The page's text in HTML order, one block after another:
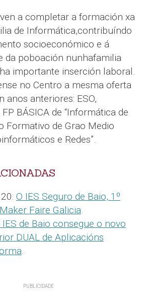
a completar a formación xa
de Informática,contribuíndo
socioeconómico e á
da poboación nunhafamilia
importante inserción laboral.
no Centro a mesma oferta
anos anteriores: ESO,
FP BÁSICA de “Informática de
Formativo de Grao Medio
e Redes”.
O IES Seguro de Baio, 1º
Faire Galicia.
IES de Baio consegue o novo
DUAL de Aplicacións
.